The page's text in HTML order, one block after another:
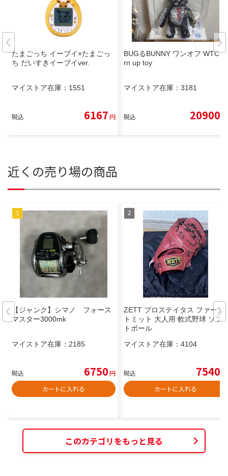
たまごっち イーブイ×たまごっ
ち だいすきイーブイver.
マイストア在庫： 1551
税込 6167円
BUGるBUNNY ワンオフ WTC tu
rn up toy
マイストア在庫： 3181
税込 20900
近くの売り場の商品
【ジャンク】シマノ フォース
マスター3000mk
マイストア在庫： 2185
税込 6750円
カートに入れる
ZETT プロステイタス ファース
トミット 大人用 軟式野球 ソフ
トボール
マイストア在庫： 4104
税込 7540
カートに入れる
このカテゴリをもっと見る